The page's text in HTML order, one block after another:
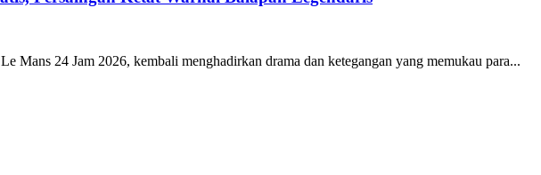
Mans 24 Jam 2026, kembali menghadirkan drama dan ketegangan yang memukau para...